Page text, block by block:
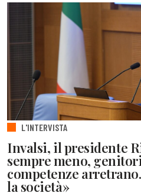
L'INTERVISTA
Invalsi, il presidente
sempre meno,
competenze
la società»